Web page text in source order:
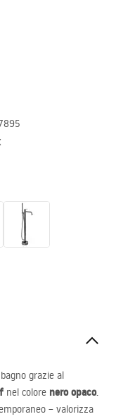
grazie al
nel colore nero opaco.
– valorizza